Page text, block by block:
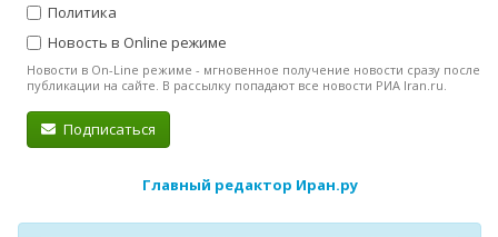
Политика
Новость в Online режиме
Новости в On-Line режиме - мгновенное получение новости сразу после
публикации на сайте. В рассылку попадают все новости РИА Iran.ru.
Подписаться
Главный редактор Иран.ру